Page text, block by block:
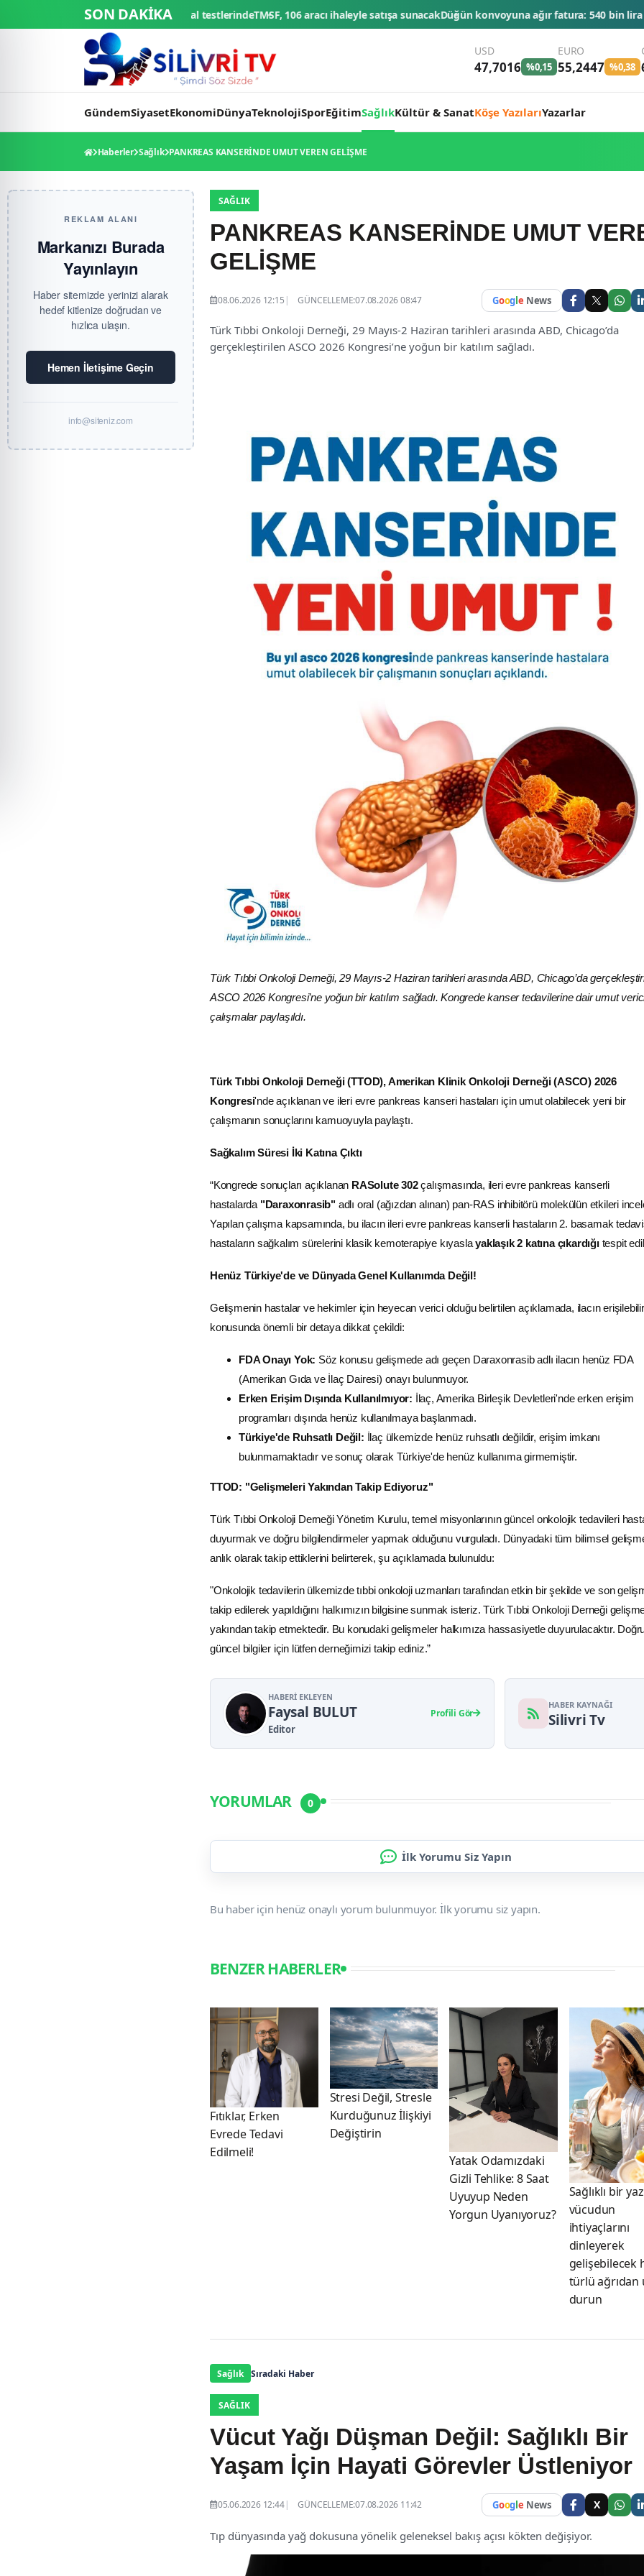
SON DAKİKA
4 ticari araç final testlerindeTMSF, 106 aracı ihaleyle satışa sunacakDüğün konvoyuna ağır fatura: 540 bin lira ceza, 6 araç
USD
47,7016 %0,15
EURO
55,2447 %0,38
GündemSiyasetEkonomiDünyaTeknolojiSporEğitimSağlıkKültür & SanatKöşe YazılarıYazarlar
Haberler Sağlık PANKREAS KANSERİNDE UMUT VEREN GELİŞME
REKLAM ALANI
Markanızı Burada
Yayınlayın
Haber sitemizde yerinizi alarak
hedef kitlenize doğrudan ve
hızlıca ulaşın.
Hemen İletişime Geçin
info@siteniz.com
SAĞLIK
PANKREAS KANSERİNDE UMUT
GELİŞME
08.06.2026 12:15 GÜNCELLEME:07.08.2026 08:47 Google News
Türk Tıbbi Onkoloji Derneği, 29 Mayıs-2 Haziran tarihleri arasında ABD, Chicago’da
gerçekleştirilen ASCO 2026 Kongresi’ne yoğun bir katılım sağladı.
Türk Tıbbi Onkoloji Derneği, 29 Mayıs-2 Haziran tarihleri arasında ABD, Chicago’da
ASCO 2026 Kongresi’ne yoğun bir katılım sağladı. Kongrede kanser tedavilerine dair umut
çalışmalar paylaşıldı.
Türk Tıbbi Onkoloji Derneği (TTOD), Amerikan Klinik Onkoloji Derneği (ASCO) 2026
Kongresi'nde açıklanan ve ileri evre pankreas kanseri hastaları için umut olabilecek yeni bir
çalışmanın sonuçlarını kamuoyuyla paylaştı.
Sağkalım Süresi İki Katına Çıktı
“Kongrede sonuçları açıklanan RASolute 302çalışmasında, ileri evre pankreas kanserli
hastalarda "Daraxonrasib" adlı oral (ağızdan alınan) pan-RAS inhibitörü molekülün etkileri
Yapılan çalışma kapsamında, bu ilacın ileri evre pankreas kanserli hastaların 2. basamak
hastaların sağkalım sürelerini klasik kemoterapiye kıyaslayaklaşık 2 katına çıkardığıtespit
Henüz Türkiye'de ve Dünyada Genel Kullanımda Değil!
Gelişmenin hastalar ve hekimler için heyecan verici olduğu belirtilen açıklamada, ilacın
konusunda önemli bir detaya dikkat çekildi:
FDA Onayı Yok: Söz konusu gelişmede adı geçen Daraxonrasib adlı ilacın henüz FDA
(Amerikan Gıda ve İlaç Dairesi) onayı bulunmuyor.
Erken Erişim Dışında Kullanılmıyor: İlaç, Amerika Birleşik Devletleri'nde erken erişim
programları dışında henüz kullanılmaya başlanmadı.
Türkiye'de Ruhsatlı Değil: İlaç ülkemizde henüz ruhsatlı değildir, erişim imkanı
bulunmamaktadır ve sonuç olarak Türkiye'de henüz kullanıma girmemiştir.
TTOD: "Gelişmeleri Yakından Takip Ediyoruz"
Türk Tıbbi Onkoloji Derneği Yönetim Kurulu, temel misyonlarının güncel onkolojik tedavileri
duyurmak ve doğru bilgilendirmeler yapmak olduğunu vurguladı. Dünyadaki tüm bilimsel
anlık olarak takip ettiklerini belirterek, şu açıklamada bulunuldu:
"Onkolojik tedavilerin ülkemizde tıbbi onkoloji uzmanları tarafından etkin bir şekilde ve son
takip edilerek yapıldığını halkımızın bilgisine sunmak isteriz. Türk Tıbbi Onkoloji Derneği
yakından takip etmektedir. Bu konudaki gelişmeler halkımıza hassasiyetle duyurulacaktır.
güncel bilgiler için lütfen derneğimizi takip ediniz.”
HABERI EKLEYEN
Faysal BULUT
Editor
Profili Gör
HABER KAYNAĞI
Silivri Tv
YORUMLAR 0
İlk Yorumu Siz Yapın
Bu haber için henüz onaylı yorum bulunmuyor. İlk yorumu siz yapın.
BENZER HABERLER
Fıtıklar, Erken
Evrede Tedavi
Edilmeli!
Stresi Değil, Stresle
Kurduğunuz İlişkiyi
Değiştirin
Yatak Odamızdaki
Gizli Tehlike: 8 Saat
Uyuyup Neden
Yorgun Uyanıyoruz?
Sağlıklı bir
vücudun
ihtiyaçlarını
dinleyerek
gelişebilecek
türlü ağrıdan
durun
Sağlık Sıradaki Haber
SAĞLIK
Vücut Yağı Düşman Değil: Sağlıklı Bir
Yaşam İçin Hayati Görevler Üstleniyor
05.06.2026 12:44 GÜNCELLEME:07.08.2026 11:42 Google News X
Tıp dünyasında yağ dokusuna yönelik geleneksel bakış açısı kökten değişiyor.